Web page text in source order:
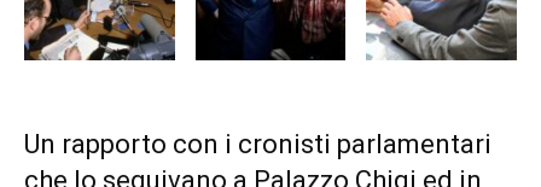
Un rapporto con i cronisti parlamentari
che lo seguivano a Palazzo Chigi ed in